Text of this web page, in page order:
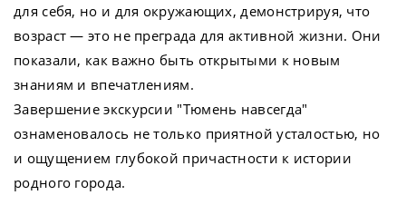
для себя, но и для окружающих, демонстрируя, что
возраст — это не преграда для активной жизни. Они
показали, как важно быть открытыми к новым
знаниям и впечатлениям.
Завершение экскурсии "Тюмень навсегда"
ознаменовалось не только приятной усталостью, но
и ощущением глубокой причастности к истории
родного города.